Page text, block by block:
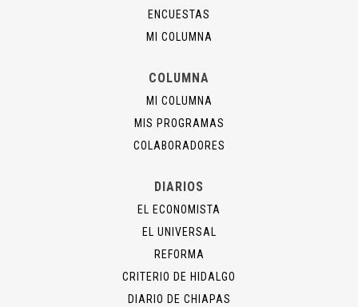
ENCUESTAS
MI COLUMNA
COLUMNA
MI COLUMNA
MIS PROGRAMAS
COLABORADORES
DIARIOS
EL ECONOMISTA
EL UNIVERSAL
REFORMA
CRITERIO DE HIDALGO
DIARIO DE CHIAPAS